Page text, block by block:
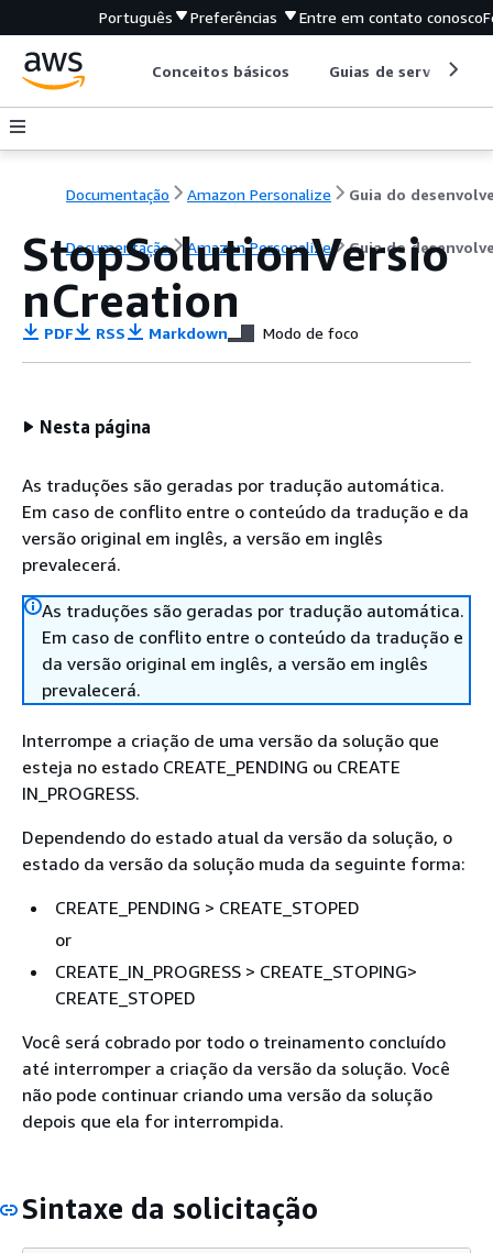
Português Preferências Entre em contato conosco
Conceitos básicos Guias de serviço
Documentação Amazon Personalize
Documentação Amazon Personalize Guia do
StopSolutionVersio
nCreation
PDF RSS Markdown Modo de foco
Nesta página
As traduções são geradas por tradução automática.
Em caso de conflito entre o conteúdo da tradução e da
versão original em inglês, a versão em inglês
prevalecerá.
As traduções são geradas por tradução automática.
Em caso de conflito entre o conteúdo da tradução e
da versão original em inglês, a versão em inglês
prevalecerá.
Interrompe a criação de uma versão da solução que
esteja no estado CREATE_PENDING ou CREATE
IN_PROGRESS.
Dependendo do estado atual da versão da solução, o
estado da versão da solução muda da seguinte forma:
CREATE_PENDING > CREATE_STOPED
or
CREATE_IN_PROGRESS > CREATE_STOPING>
CREATE_STOPED
Você será cobrado por todo o treinamento concluído
até interromper a criação da versão da solução. Você
não pode continuar criando uma versão da solução
depois que ela for interrompida.
Sintaxe da solicitação